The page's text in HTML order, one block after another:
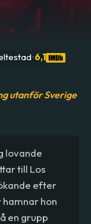
•6,1
utanför Sverige
lovande
till Los
efter
hon
en grupp